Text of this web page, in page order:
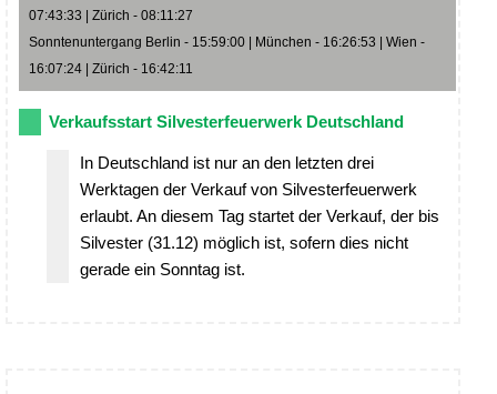
07:43:33 | Zürich - 08:11:27
Sonntenuntergang Berlin - 15:59:00 | München - 16:26:53 | Wien -
16:07:24 | Zürich - 16:42:11
Verkaufsstart Silvesterfeuerwerk Deutschland
In Deutschland ist nur an den letzten drei
Werktagen der Verkauf von Silvesterfeuerwerk
erlaubt. An diesem Tag startet der Verkauf, der bis
Silvester (31.12) möglich ist, sofern dies nicht
gerade ein Sonntag ist.